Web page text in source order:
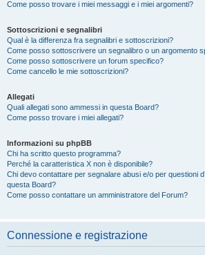
Come posso trovare i miei messaggi e i miei argomenti?
Sottoscrizioni e segnalibri
Qual è la differenza fra segnalibri e sottoscrizioni?
Come posso sottoscrivere un segnalibro o un argomento
Come posso sottoscrivere un forum specifico?
Come cancello le mie sottoscrizioni?
Allegati
Quali allegati sono ammessi in questa Board?
Come posso trovare i miei allegati?
Informazioni su phpBB
Chi ha scritto questo programma?
Perché la caratteristica X non è disponibile?
Chi devo contattare per segnalare abusi e/o per questioni
questa Board?
Come posso contattare un amministratore del Forum?
Connessione e registrazione